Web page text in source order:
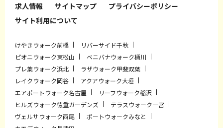
求人情報 サイトマップ
プライバシーポリシー
サイト利用について
けやきウォーク前橋
リバーサイド千秋
ピオニウォーク東松山
ベニバナウォーク桶川
プレ葉ウォーク浜北
ラザウォーク甲斐双葉
レイクウォーク岡谷
アクアウォーク大垣
エアポートウォーク名古屋
リーフウォーク稲沢
ヒルズウォーク徳重ガーデンズ
テラスウォーク一宮
ヴェルサウォーク西尾
ポートウォークみなと